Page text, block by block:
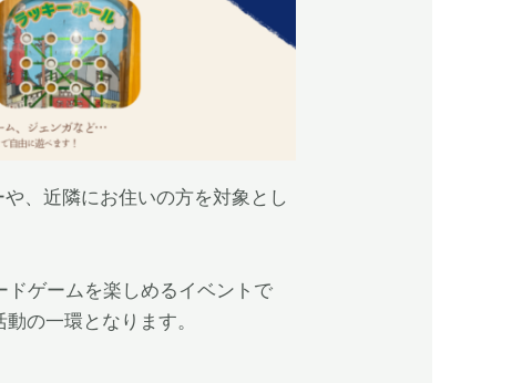
、近隣にお住いの方を対象とし
ドゲームを楽しめるイベントで
の一環となります。